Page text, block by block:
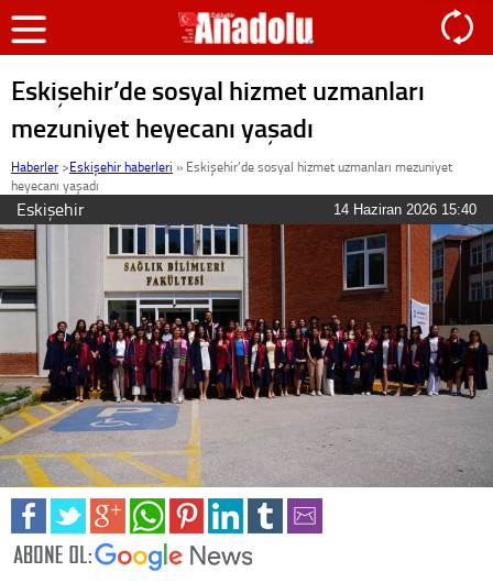
Eskişehir’de sosyal hizmet uzmanları
mezuniyet heyecanı yaşadı
Haberler >Eskişehir haberleri » Eskişehir’de sosyal hizmet uzmanları mezuniyet
heyecanı yaşadı
Eskişehir 14 Haziran 2026 15:40